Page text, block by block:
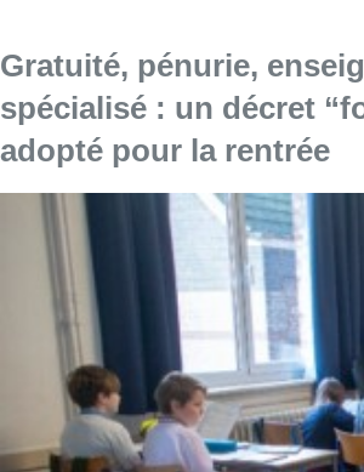
Gratuité, pénurie,
spécialisé : un décret
adopté pour la rentrée